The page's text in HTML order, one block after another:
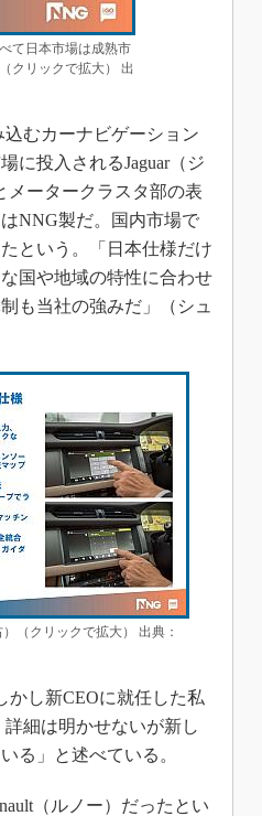
て日本市場は成熟市
クリックで拡大） 出
むカーナビゲーション
に投入されるJaguar（ジ
メータークラスタ部の表
NNG製だ。国内市場で
という。「日本仕様だけ
国や地域の特性に合わせ
も当社の強みだ」（シュ
（クリックで拡大） 出典：
し新CEOに就任した私
細は明かせないが新し
る」と述べている。
（ルノー）だったとい